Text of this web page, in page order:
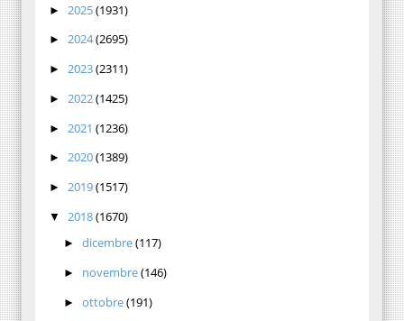
► 2025(1931)
► 2024(2695)
► 2023(2311)
► 2022(1425)
► 2021 (1236)
► 2020(1389)
► 2019(1517)
▼ 2018(1670)
► dicembre(117)
► novembre(146)
► ottobre(191)